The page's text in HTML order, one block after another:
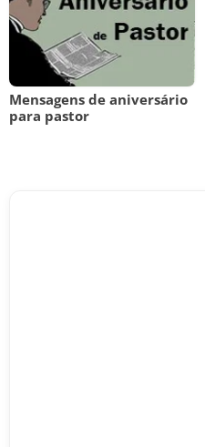
Mensagens de aniversário
para pastor